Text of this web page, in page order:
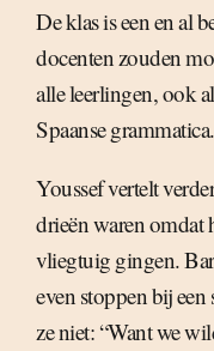
De klas is een en al
docenten zouden
alle leerlingen, ook
Spaanse grammatica.
Youssef vertelt
drieën waren omdat
vliegtuig gingen.
even stoppen bij
ze niet: “Want we